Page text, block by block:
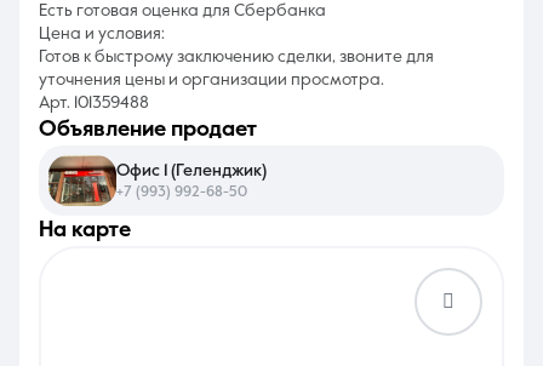
Есть готовая оценка для Сбербанка
Цена и условия:
Готов к быстрому заключению сделки, звоните для
уточнения цены и организации просмотра.
Арт. 101359488
на карте
объявление продает
Офис 1 (Геленджик)
+7 (993) 992-68-50